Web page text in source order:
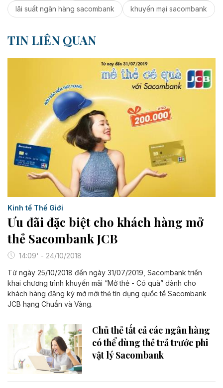
lãi suất ngân hàng sacombank
khuyến mại sacombank
TIN LIÊN QUAN
Kinh tế Thế Giới
Ưu đãi đặc biệt cho khách hàng mở
thẻ Sacombank JCB
14:09' - 24/10/2018
Từ ngày 25/10/2018 đến ngày 31/07/2019, Sacombank triển
khai chương trình khuyến mãi “Mở thẻ - Có quà” dành cho
khách hàng đăng ký mở mới thẻ tín dụng quốc tế Sacombank
JCB hạng Chuẩn và Vàng.
Chủ thẻ tất cả các ngân hàng
có thể dùng thẻ trả trước phi
vật lý Sacombank